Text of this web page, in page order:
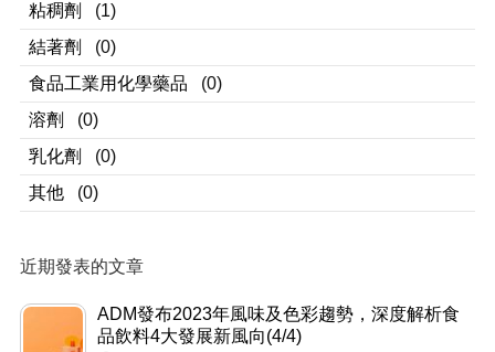
粘稠劑
(1)
結著劑
(0)
食品工業用化學藥品
(0)
溶劑
(0)
乳化劑
(0)
其他
(0)
近期發表的文章
ADM發布2023年風味及色彩趨勢，深度解析食
品飲料4大發展新風向(4/4)